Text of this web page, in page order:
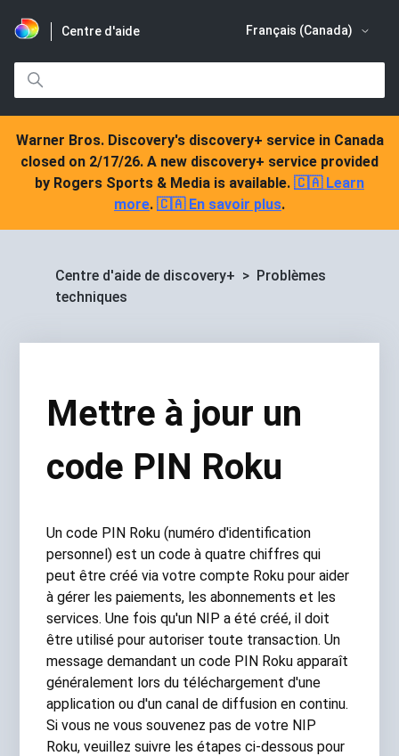
Centre d'aide Français (Canada)
Warner Bros. Discovery's discovery+ service in Canada
closed on 2/17/26. A new discovery+ service provided
by Rogers Sports & Media is available. 🇨🇦 Learn
more. 🇨🇦 En savoir plus.
Centre d'aide de discovery+
Problèmes
techniques
Mettre à jour un
code PIN Roku
Un code PIN Roku (numéro d'identification
personnel) est un code à quatre chiffres qui
peut être créé via votre compte Roku pour aider
à gérer les paiements, les abonnements et les
services. Une fois qu'un NIP a été créé, il doit
être utilisé pour autoriser toute transaction. Un
message demandant un code PIN Roku apparaît
généralement lors du téléchargement d'une
application ou d'un canal de diffusion en continu.
Si vous ne vous souvenez pas de votre NIP
Roku, veuillez suivre les étapes ci-dessous pour